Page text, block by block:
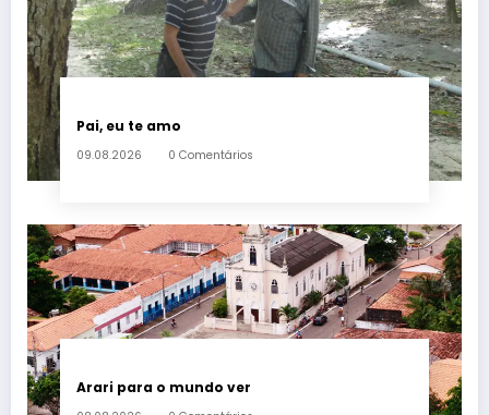
Pai, eu te amo
09.08.2026 0 Comentários
Arari para o mundo ver